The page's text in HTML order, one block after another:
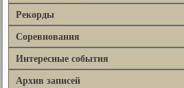
Рекорды
Соревнования
Интересные события
Архив записей